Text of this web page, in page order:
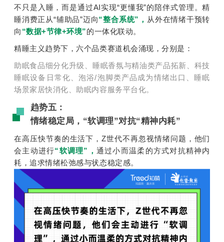
不只是入睡，而是通过AI实现“更懂我”的陪伴式管理。精
睡消费正从“辅助品”迈向“整合系统” ， 从外在情绪干预转
向 “数据+节律+环境”的一体化联动。
精睡主义趋势下，六个品类赛道机会涌现，分别是：
助眠食品细分化升级、睡眠香氛与精油类产品拓新、科技
睡眠设备日常化、泡浴/泡脚类产品成为情绪出口、睡眠
场景家居快消化、助眠内容服务平台化。
趋势五：
情绪稳定局，“软调理”对抗“精神内耗”
在高压快节奏的生活下，Z世代不再忽视情绪问题，他们
会主动进行“软调理”， 通过小而温柔的方式对抗精神内
耗，追求情绪松弛感与状态稳定感。